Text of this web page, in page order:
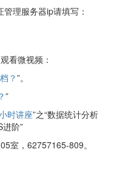
理服务器ip请填写：
看微视频：
？”。
”
时讲座”之“数据统计分析
阶”
室，62757165-809。